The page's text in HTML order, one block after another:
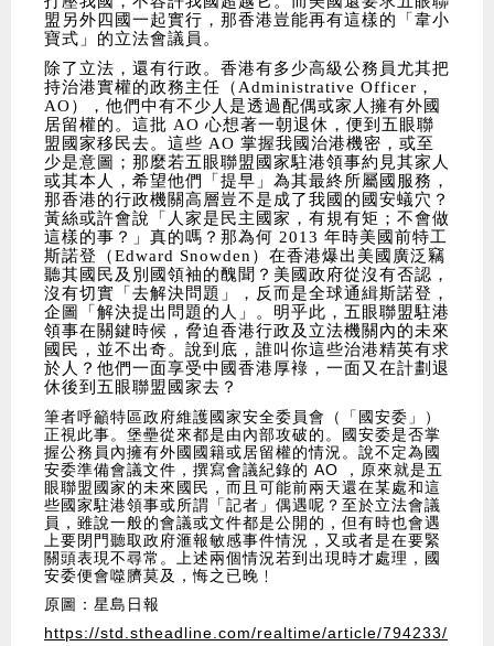
盟另外四國一起實行，那香港豈能再有這樣的「韋小
寶式」的立法會議員。
除了立法，還有行政。香港有多少高級公務員尤其把
持治港實權的政務主任（Administrative Officer，
AO），他們中有不少人是透過配偶或家人擁有外國
居留權的。這批 AO 心想著一朝退休，便到五眼聯
盟國家移民去。這些 AO 掌握我國治港機密，或至
少是意圖；那麼若五眼聯盟國家駐港領事約見其家人
或其本人，希望他們「提早」為其最終所屬國服務，
那香港的行政機關高層豈不是成了我國的國安蟻穴？
黃絲或許會說「人家是民主國家，有規有矩；不會做
這樣的事？」真的嗎？那為何 2013 年時美國前特工
斯諾登（Edward Snowden）在香港爆出美國廣泛竊
聽其國民及別國領袖的醜聞？美國政府從沒有否認，
沒有切實「去解決問題」，反而是全球通緝斯諾登，
企圖「解決提出問題的人」。明乎此，五眼聯盟駐港
領事在關鍵時候，脅迫香港行政及立法機關內的未來
國民，並不出奇。說到底，誰叫你這些治港精英有求
於人？他們一面享受中國香港厚䘵 ，一面又在計劃退
休後到五眼聯盟國家去？
筆者呼籲特區政府維護國家安全委員會（「國安委」）
正視此事。堡壘從來都是由內部攻破的。國安委是否掌
握公務員內擁有外國國籍或居留權的情況。說不定為國
安委準備會議文件，撰寫會議紀錄的 AO ，原來就是五
眼聯盟國家的未來國民，而且可能前兩天還在某處和這
些國家駐港領事或所謂「記者」偶遇呢？至於立法會議
員，雖說一般的會議或文件都是公開的，但有時也會遇
上要閉門聽取政府滙報敏感事件情況，又或者是在要緊
關頭表現不尋常。上述兩個情況若到出現時才處理，國
安委便會噬臍莫及，悔之已晚﹗
原圖：星島日報
https://std.stheadline.com/realtime/article/794233/